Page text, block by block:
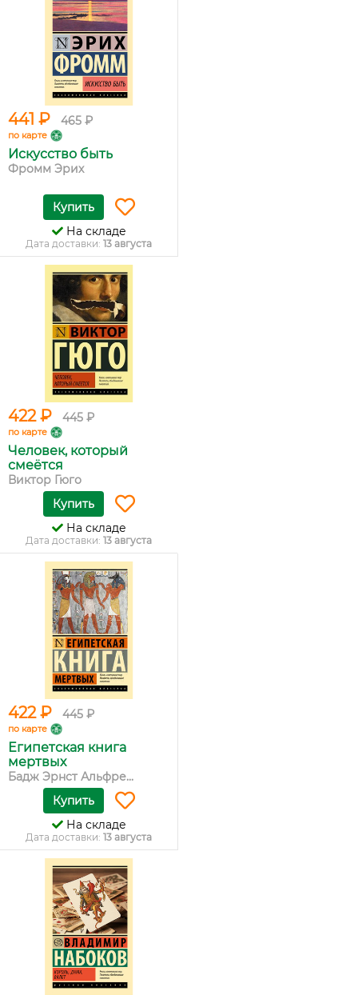
441 ₽ 465 ₽
по карте
Искусство быть
Фромм Эрих
Купить
На складе
Дата доставки: 13 августа
422 ₽ 445 ₽
по карте
Человек, который
смеётся
Виктор Гюго
Купить
На складе
Дата доставки: 13 августа
422 ₽ 445 ₽
по карте
Египетская книга
мертвых
Бадж Эрнст Альфре...
Купить
На складе
Дата доставки: 13 августа